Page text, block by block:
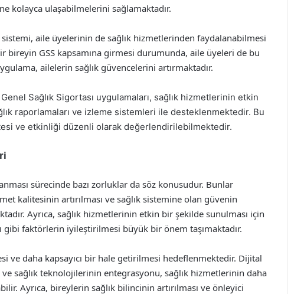
kolayca ulaşabilmelerini sağlamaktadır.
sistemi, aile üyelerinin de sağlık hizmetlerinden faydalanabilmesi
bireyin GSS kapsamına girmesi durumunda, aile üyeleri de bu
ailelerin sağlık güvencelerini artırmaktadır.
Genel Sağlık Sigortası uygulamaları, sağlık hizmetlerinin etkin
raporlamaları ve izleme sistemleri ile desteklenmektedir. Bu
ve etkinliği düzenli olarak değerlendirilebilmektedir.
sürecinde bazı zorluklar da söz konusudur. Bunlar
kalitesinin artırılması ve sağlık sistemine olan güvenin
Ayrıca, sağlık hizmetlerinin etkin bir şekilde sunulması için
gibi faktörlerin iyileştirilmesi büyük bir önem taşımaktadır.
ve daha kapsayıcı bir hale getirilmesi hedeflenmektedir. Dijital
sağlık teknolojilerinin entegrasyonu, sağlık hizmetlerinin daha
Ayrıca, bireylerin sağlık bilincinin artırılması ve önleyici